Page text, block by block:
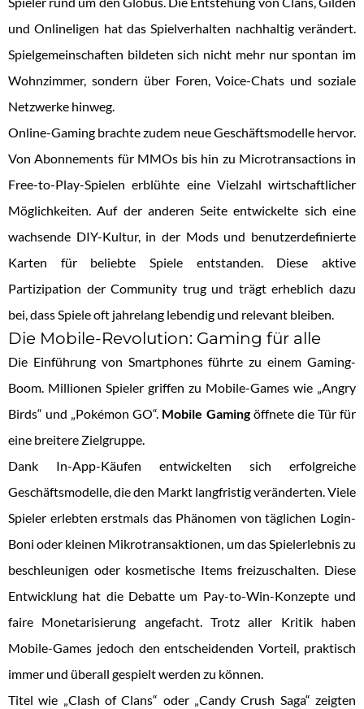
und Onlineligen hat das Spielverhalten nachhaltig verändert.
Spielgemeinschaften bildeten sich nicht mehr nur spontan im
Wohnzimmer, sondern über Foren, Voice-Chats und soziale
Netzwerke hinweg.
Online-Gaming brachte zudem neue Geschäftsmodelle hervor.
Von Abonnements für MMOs bis hin zu Microtransactions in
Free-to-Play-Spielen erblühte eine Vielzahl wirtschaftlicher
Möglichkeiten. Auf der anderen Seite entwickelte sich eine
wachsende DIY-Kultur, in der Mods und benutzerdefinierte
Karten für beliebte Spiele entstanden. Diese aktive
Partizipation der Community trug und trägt erheblich dazu
bei, dass Spiele oft jahrelang lebendig und relevant bleiben.
Die Mobile-Revolution: Gaming für alle
Die Einführung von Smartphones führte zu einem Gaming-
Boom. Millionen Spieler griffen zu Mobile-Games wie „Angry
Birds“ und „Pokémon GO“. Mobile Gamingöffnete die Tür für
eine breitere Zielgruppe.
Dank In-App-Käufen entwickelten sich erfolgreiche
Geschäftsmodelle, die den Markt langfristig veränderten. Viele
Spieler erlebten erstmals das Phänomen von täglichen Login-
Boni oder kleinen Mikrotransaktionen, um das Spielerlebnis zu
beschleunigen oder kosmetische Items freizuschalten. Diese
Entwicklung hat die Debatte um Pay-to-Win-Konzepte und
faire Monetarisierung angefacht. Trotz aller Kritik haben
Mobile-Games jedoch den entscheidenden Vorteil, praktisch
immer und überall gespielt werden zu können.
Titel wie „Clash of Clans“ oder „Candy Crush Saga“ zeigten